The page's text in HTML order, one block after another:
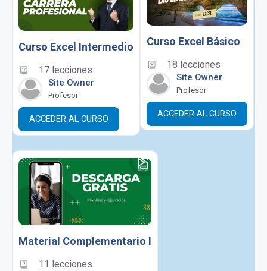
Curso Excel Intermedio
17 lecciones
Site Owner
Profesor
ACCEDER AL CURSO
Curso Excel Básico
18 lecciones
Site Owner
Profesor
ACCEDER AL CURSO
Material Complementario I
11 lecciones